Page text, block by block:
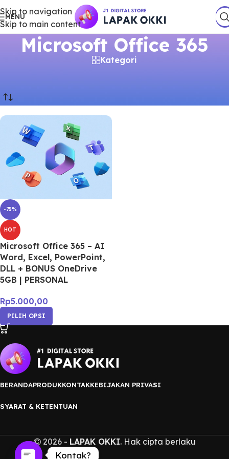
Skip to navigation
Skip to main content
MENU
Microsoft Office 365
Kategori
-75%
HOT
Microsoft Office 365 – AI
Word, Excel, PowerPoint,
DLL + BONUS OneDrive
5GB | PERSONAL
Rp5.000,00
PILIH OPSI
BERANDAPRODUKKONTAKKEBIJAKAN PRIVASI
SYARAT & KETENTUAN
2026 - LAPAK OKKI. Hak cipta berlaku
Kontak?